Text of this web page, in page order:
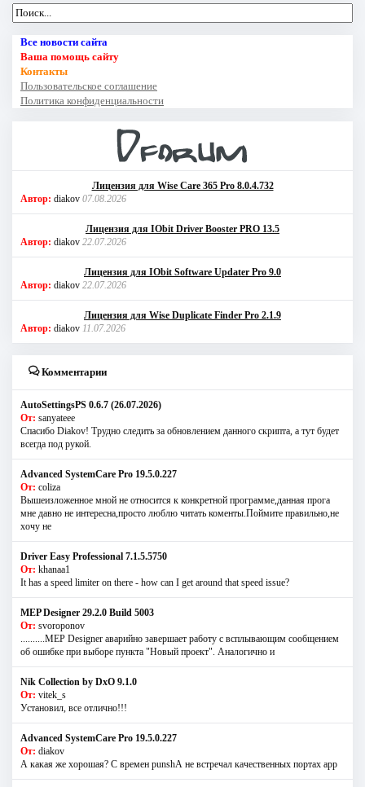
Все новости сайта
Ваша помощь сайту
Контакты
Пользовательское соглашение
Политика конфиденциальности
Лицензия для Wise Care 365 Pro 8.0.4.732
Автор: diakov 07.08.2026
Лицензия для IObit Driver Booster PRO 13.5
Автор: diakov 22.07.2026
Лицензия для IObit Software Updater Pro 9.0
Автор: diakov 22.07.2026
Лицензия для Wise Duplicate Finder Pro 2.1.9
Автор: diakov 11.07.2026
Комментарии
AutoSettingsPS 0.6.7 (26.07.2026)
От: sanyateee
Спасибо Diakov! Трудно следить за обновлением данного скрипта, а тут будет
всегда под рукой.
Advanced SystemCare Pro 19.5.0.227
От: coliza
Вышеизложенное мной не относится к конкретной программе,данная прога
мне давно не интересна,просто люблю читать коменты.Поймите правильно,не
хочу не
Driver Easy Professional 7.1.5.5750
От: khanaa1
It has a speed limiter on there - how can I get around that speed issue?
MEP Designer 29.2.0 Build 5003
От: svoroponov
..........MEP Designer аварийно завершает работу с всплывающим сообщением
об ошибке при выборе пункта "Новый проект". Аналогично и
Nik Collection by DxO 9.1.0
От: vitek_s
Установил, все отлично!!!
Advanced SystemCare Pro 19.5.0.227
От: diakov
А какая же хорошая? С времен punshА не встречал качественных портах app